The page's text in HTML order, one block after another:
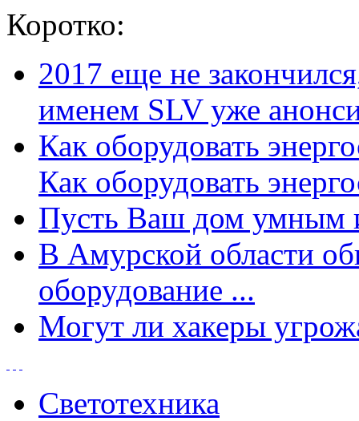
Коротко:
2017 еще не
именем SLV уже
Как оборудовать
Как оборудовать
Пусть Ваш дом умным
В Амурской области
оборудование ...
Могут ли хакеры
Светотехника